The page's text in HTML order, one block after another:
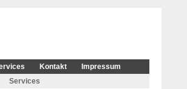
Kontakt
Impressum
Services